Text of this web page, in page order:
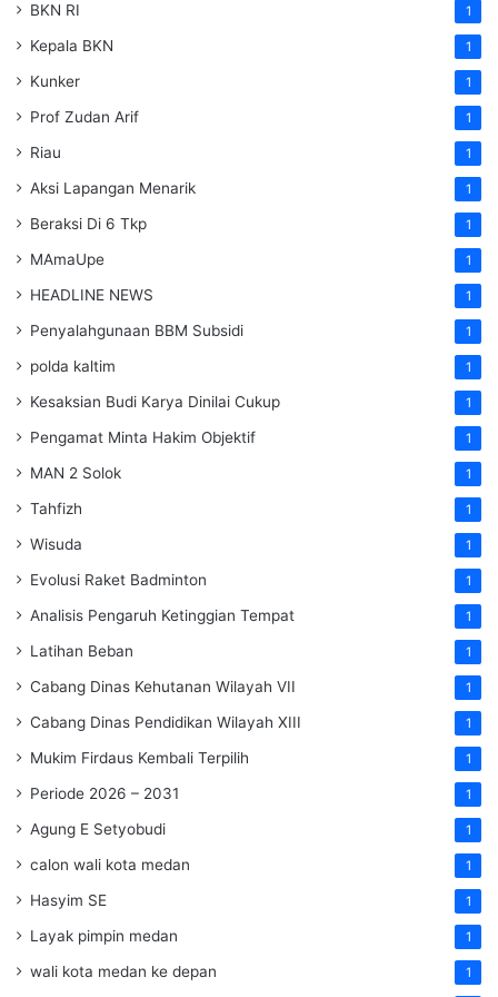
BKN RI 1
Kepala BKN 1
Kunker 1
Prof Zudan Arif 1
Riau 1
Aksi Lapangan Menarik 1
Beraksi Di 6 Tkp 1
MAmaUpe 1
HEADLINE NEWS 1
Penyalahgunaan BBM Subsidi 1
polda kaltim 1
Kesaksian Budi Karya Dinilai Cukup 1
Pengamat Minta Hakim Objektif 1
MAN 2 Solok 1
Tahfizh 1
Wisuda 1
Evolusi Raket Badminton 1
Analisis Pengaruh Ketinggian Tempat 1
Latihan Beban 1
Cabang Dinas Kehutanan Wilayah VII 1
Cabang Dinas Pendidikan Wilayah XIII 1
Mukim Firdaus Kembali Terpilih 1
Periode 2026 – 2031 1
Agung E Setyobudi 1
calon wali kota medan 1
Hasyim SE 1
Layak pimpin medan 1
wali kota medan ke depan 1